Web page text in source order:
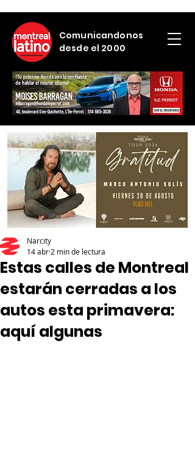
Comunicandonos
desde el 2000
Estas calles de Montreal
estarán cerradas a los
autos esta primavera:
aquí algunas
Narcity
14 abr 2 min de lectura